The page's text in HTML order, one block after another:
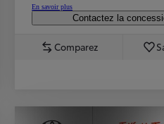
En savoir plus
Contactez la
Comparez